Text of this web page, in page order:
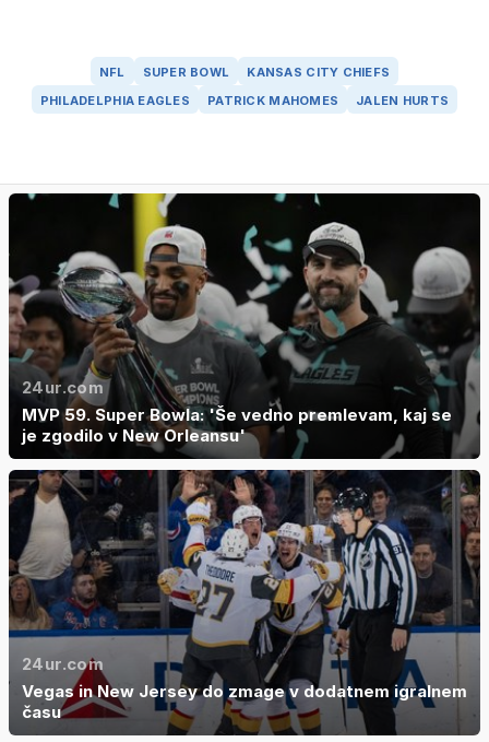
NFL SUPER BOWL
KANSAS CITY CHIEFS
PHILADELPHIA EAGLES
PATRICK MAHOMES JALEN HURTS
24ur.com
MVP 59. Super Bowla: 'Še vedno premlevam, kaj se
je zgodilo v New Orleansu'
24ur.com
Vegas in New Jersey do zmage v dodatnem igralnem
času